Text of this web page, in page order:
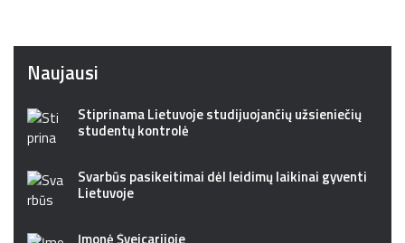
Naujausi
Stiprinama Lietuvoje studijuojančių užsieniečių
studentų kontrolė
Svarbūs pasikeitimai dėl leidimų laikinai gyventi
Lietuvoje
Įmonė Šveicarijoje